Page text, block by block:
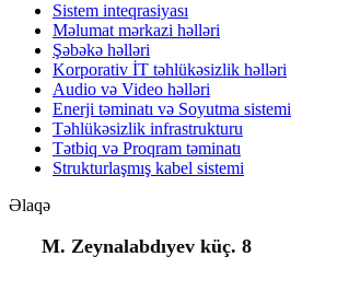
Sistem inteqrasiyası
Məlumat mərkazi həlləri
Şəbəkə həlləri
Korporativ İT təhlükəsizlik həlləri
Audio və Video həlləri
Enerji təminatı və Soyutma sistemi
Təhlükəsizlik infrastrukturu
Tətbiq və Proqram təminatı
Strukturlaşmış kabel sistemi
Əlaqə
M. Zeynalabdıyev küç. 8